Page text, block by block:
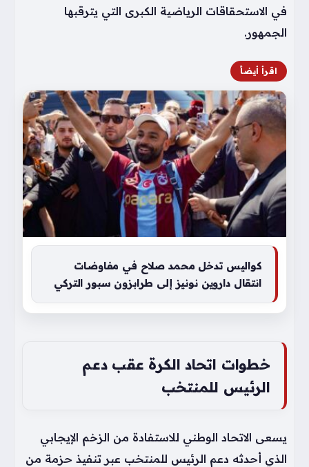
في الاستحقاقات الرياضية الكبرى التي يترقبها
الجمهور.
اقرأ أيضاً
كواليس تدخل محمد صلاح في مفاوضات
انتقال داروين نونيز إلى طرابزون سبور التركي
خطوات اتحاد الكرة عقب دعم
الرئيس للمنتخب
يسعى الاتحاد الوطني للاستفادة من الزخم الإيجابي
الذي أحدثه دعم الرئيس للمنتخب عبر تنفيذ حزمة من